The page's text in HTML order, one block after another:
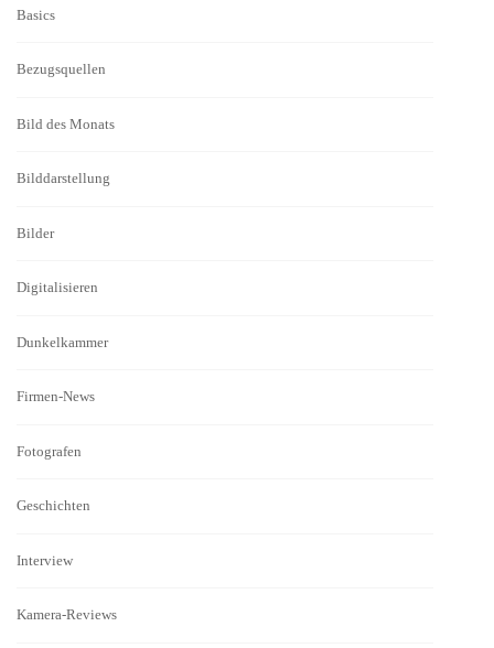
Basics
Bezugsquellen
Bild des Monats
Bilddarstellung
Bilder
Digitalisieren
Dunkelkammer
Firmen-News
Fotografen
Geschichten
Interview
Kamera-Reviews